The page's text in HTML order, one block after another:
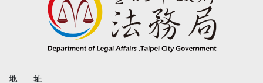
地 址